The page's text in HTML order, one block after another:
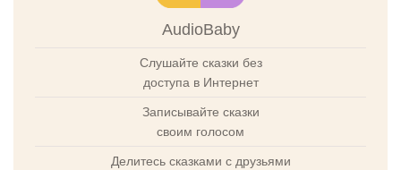
AudioBaby
Слушайте сказки без
доступа в Интернет
Записывайте сказки
своим голосом
Делитесь сказками с друзьями